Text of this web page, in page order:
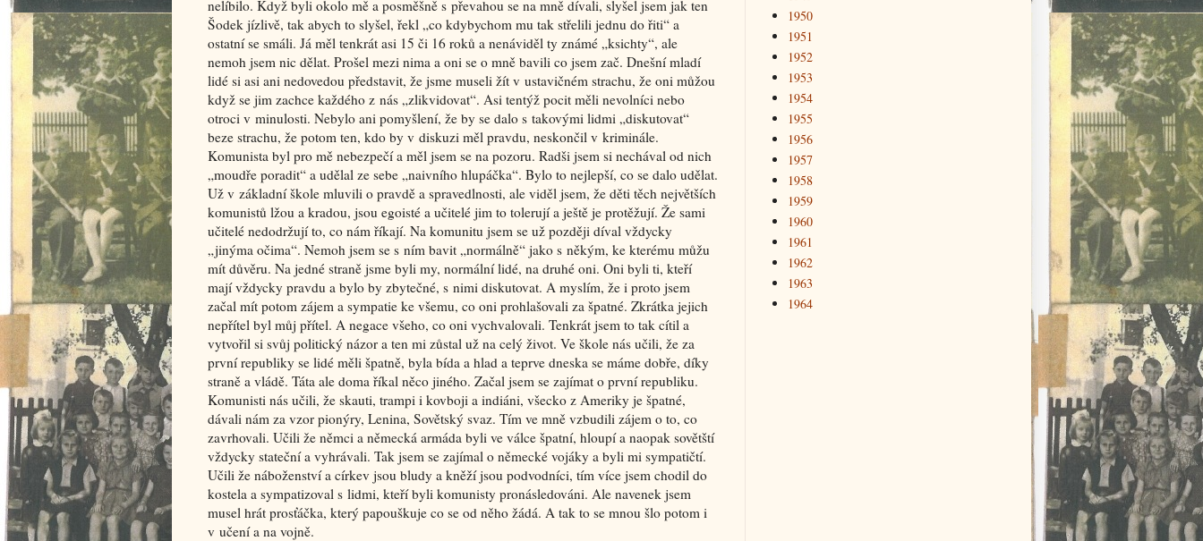
nelíbilo. Když byli okolo mě a posměšně s převahou se na mně dívali, slyšel jsem jak ten
Šodek jízlivě, tak abych to slyšel, řekl „co kdybychom mu tak střelili jednu do řiti“ a
ostatní se smáli. Já měl tenkrát asi 15 či 16 roků a nenáviděl ty známé „ksichty“, ale
nemoh jsem nic dělat. Prošel mezi nima a oni se o mně bavili co jsem zač. Dnešní mladí
lidé si asi ani nedovedou představit, že jsme museli žít v ustavičném strachu, že oni můžou
když se jim zachce každého z nás „zlikvidovat“. Asi tentýž pocit měli nevolníci nebo
otroci v minulosti. Nebylo ani pomyšlení, že by se dalo s takovými lidmi „diskutovat“
beze strachu, že potom ten, kdo by v diskuzi měl pravdu, neskončil v kriminále.
Komunista byl pro mě nebezpečí a měl jsem se na pozoru. Radši jsem si nechával od nich
„moudře poradit“ a udělal ze sebe „naivního hlupáčka“. Bylo to nejlepší, co se dalo udělat.
Už v základní škole mluvili o pravdě a spravedlnosti, ale viděl jsem, že děti těch největších
komunistů lžou a kradou, jsou egoisté a učitelé jim to tolerují a ještě je protěžují. Že sami
učitelé nedodržují to, co nám říkají. Na komunitu jsem se už později díval vždycky
„jinýma očima“. Nemoh jsem se s ním bavit „normálně“ jako s někým, ke kterému můžu
mít důvěru. Na jedné straně jsme byli my, normální lidé, na druhé oni. Oni byli ti, kteří
mají vždycky pravdu a bylo by zbytečné, s nimi diskutovat. A myslím, že i proto jsem
začal mít potom zájem a sympatie ke všemu, co oni prohlašovali za špatné. Zkrátka jejich
nepřítel byl můj přítel. A negace všeho, co oni vychvalovali. Tenkrát jsem to tak cítil a
vytvořil si svůj politický názor a ten mi zůstal už na celý život. Ve škole nás učili, že za
první republiky se lidé měli špatně, byla bída a hlad a teprve dneska se máme dobře, díky
straně a vládě. Táta ale doma říkal něco jiného. Začal jsem se zajímat o první republiku.
Komunisti nás učili, že skauti, trampi i kovboji a indiáni, všecko z Ameriky je špatné,
dávali nám za vzor pionýry, Lenina, Sovětský svaz. Tím ve mně vzbudili zájem o to, co
zavrhovali. Učili že němci a německá armáda byli ve válce špatní, hloupí a naopak sovětští
vždycky stateční a vyhrávali. Tak jsem se zajímal o německé vojáky a byli mi sympatičtí.
Učili že náboženství a církev jsou bludy a kněží jsou podvodníci, tím více jsem chodil do
kostela a sympatizoval s lidmi, kteří byli komunisty pronásledováni. Ale navenek jsem
musel hrát prosťáčka, který papouškuje co se od něho žádá. A tak to se mnou šlo potom i
v učení a na vojně.
1950
1951
1952
1953
1954
1955
1956
1957
1958
1959
1960
1961
1962
1963
1964